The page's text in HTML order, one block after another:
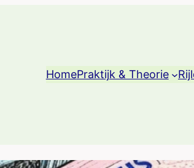
HomePraktijk & Theorie